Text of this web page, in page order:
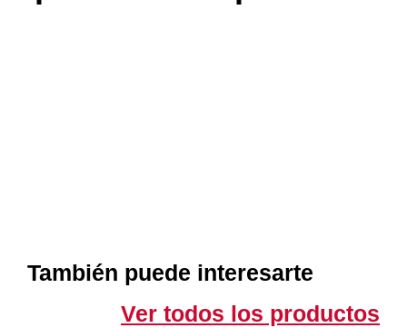
También puede interesarte
Ver todos los productos